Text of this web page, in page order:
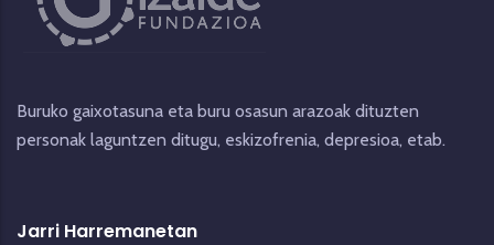
Buruko gaixotasuna eta buru osasun arazoak dituzten
personak laguntzen ditugu, eskizofrenia, depresioa, etab.
Jarri Harremanetan